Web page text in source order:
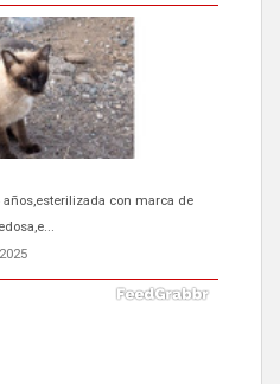
con marca de
GRAN CANARIA
Gatos callejeros de la zona los